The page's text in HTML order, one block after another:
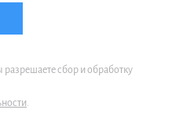
сбор и обработку
.